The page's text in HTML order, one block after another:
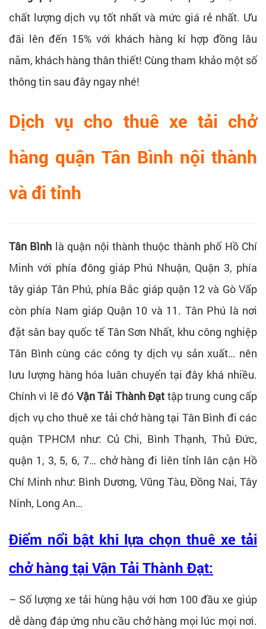
chất lượng dịch vụ tốt nhất và mức giá rẻ nhất. Ưu
đãi lên đến 15% với khách hàng kí hợp đồng lâu
năm, khách hàng thân thiết! Cùng tham khảo một số
thông tin sau đây ngay nhé!
Dịch vụ cho thuê xe tải chở
hàng quận Tân Bình nội thành
và đi tỉnh
Tân Bình là quận nội thành thuộc thành phố Hồ Chí
Minh với phía đông giáp Phú Nhuận, Quận 3, phía
tây giáp Tân Phú, phía Bắc giáp quận 12 và Gò Vấp
còn phía Nam giáp Quận 10 và 11. Tân Phú là nơi
đặt sân bay quốc tế Tân Sơn Nhất, khu công nghiệp
Tân Bình cùng các công ty dịch vụ sản xuất… nên
lưu lượng hàng hóa luân chuyển tại đây khá nhiều.
Chính vì lẽ đó Vận Tải Thành Đạt tập trung cung cấp
dịch vụ cho thuê xe tải chở hàng tại Tân Bình đi các
quận TPHCM như: Củ Chi, Bình Thạnh, Thủ Đức,
quận 1, 3, 5, 6, 7… chở hàng đi liên tỉnh lân cận Hồ
Chí Minh như: Bình Dương, Vũng Tàu, Đồng Nai, Tây
Ninh, Long An…
Điểm nổi bật khi lựa chọn thuê xe tải
chở hàng tại Vận Tải Thành Đạt:
– Số lượng xe tải hùng hậu với hơn 100 đầu xe giúp
dễ dàng đáp ứng nhu cầu chở hàng mọi lúc mọi nơi.